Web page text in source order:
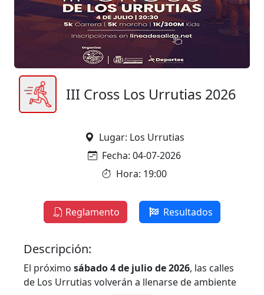
III Cross Los Urrutias 2026
Lugar: Los Urrutias
Fecha: 04-07-2026
Hora: 19:00
Reglamento Resultados
Descripción:
El próximo sábado 4 de julio de 2026, las calles
de Los Urrutias volverán a llenarse de ambiente